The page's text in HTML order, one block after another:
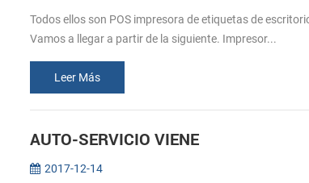
Todos ellos son POS impresora de etiquetas de
Vamos a llegar a partir de la siguiente. Impresor...
Leer Más
AUTO-SERVICIO VIENE
2017-12-14